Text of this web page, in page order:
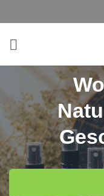
Inhalt
springen